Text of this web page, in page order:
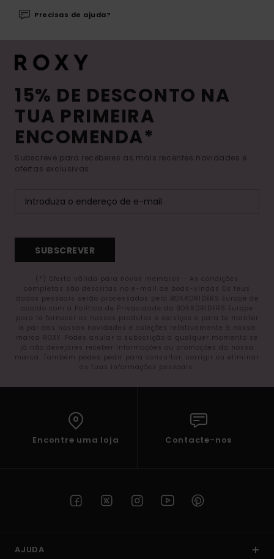
Precisas de ajuda?
15% DE DESCONTO NA
TUA PRIMEIRA
ENCOMENDA*
Subscreve para receberes as mais recentes novidades e
ofertas exclusivas.
SUBSCREVER
(*) Oferta válida para novos membros - As condições
completas são descritas no e-mail de boas-vindas Os teus
dados pessoais serão processados pela BOARDRIDERS Europe de
acordo com a Política de Privacidade da BOARDRIDERS Europe
para te fornecer os nossos produtos e serviços e para te manter
a par das nossas novidades e coleções relativamente à nossa
marca ROXY. Podes anular a subscrição a qualquer momento se
já não desejares receber informações ou promoções da nossa
marca. Também podes pedir para consultar, corrigir ou eliminar
as tuas informações pessoais.
Encontre uma loja Contacte-nos
AJUDA